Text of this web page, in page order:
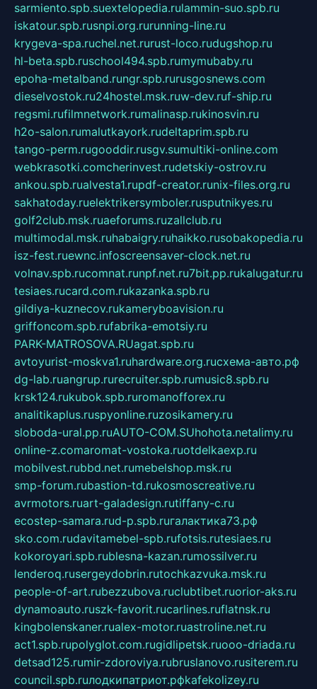
sarmiento.spb.suextelopedia.rulammin-suo.spb.ru
iskatour.spb.rusnpi.org.rurunning-line.ru
krygeva-spa.ruchel.net.rurust-loco.rudugshop.ru
hl-beta.spb.ruschool494.spb.rumymubaby.ru
epoha-metalband.rungr.spb.rurusgosnews.com
dieselvostok.ru24hostel.msk.ruw-dev.ruf-ship.ru
regsmi.rufilmnetwork.rumalinasp.rukinosvin.ru
h2o-salon.rumalutkayork.rudeltaprim.spb.ru
tango-perm.rugooddir.rusgv.sumultiki-online.com
webkrasotki.comcherinvest.rudetskiy-ostrov.ru
ankou.spb.rualvesta1.rupdf-creator.runix-files.org.ru
sakhatoday.ruelektrikersymboler.rusputnikyes.ru
golf2club.msk.ruaeforums.ruzallclub.ru
multimodal.msk.ruhabaigry.ruhaikko.rusobakopedia.ru
isz-fest.ruewnc.infoscreensaver-clock.net.ru
volnav.spb.rucomnat.runpf.net.ru7bit.pp.rukalugatur.ru
tesiaes.rucard.com.rukazanka.spb.ru
gildiya-kuznecov.rukameryboavision.ru
griffoncom.spb.rufabrika-emotsiy.ru
PARK-MATROSOVA.RUagat.spb.ru
avtoyurist-moskva1.ruhardware.org.ruсхема-авто.рф
dg-lab.ruangrup.rurecruiter.spb.rumusic8.spb.ru
krsk124.rukubok.spb.ruromanofforex.ru
analitikaplus.ruspyonline.ruzosikamery.ru
sloboda-ural.pp.ruAUTO-COM.SUhohota.netalimy.ru
online-z.comaromat-vostoka.ruotdelkaexp.ru
mobilvest.rubbd.net.rumebelshop.msk.ru
smp-forum.rubastion-td.rukosmoscreative.ru
avrmotors.ruart-galadesign.rutiffany-c.ru
ecostep-samara.rud-p.spb.ruгалактика73.рф
sko.com.rudavitamebel-spb.rufotsis.rutesiaes.ru
kokoroyari.spb.rublesna-kazan.rumossilver.ru
lenderoq.rusergeydobrin.rutochkazvuka.msk.ru
people-of-art.rubezzubova.ruclubtibet.ruorior-aks.ru
dynamoauto.ruszk-favorit.rucarlines.ruflatnsk.ru
kingbolenskaner.rualex-motor.ruastroline.net.ru
act1.spb.rupolyglot.com.rugidlipetsk.ruooo-driada.ru
detsad125.rumir-zdoroviya.rubruslanovo.rusiterem.ru
council.spb.ruлодкипатриот.рфkafekolizey.ru